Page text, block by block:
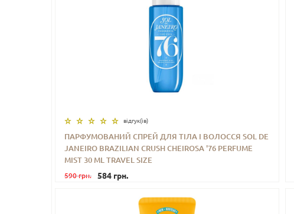
відгук(iв)
ПАРФУМОВАНИЙ СПРЕЙ ДЛЯ ТІЛА І ВОЛОССЯ SOL DE
JANEIRO BRAZILIAN CRUSH CHEIROSA '76 PERFUME
MIST 30 ML TRAVEL SIZE
590 грн. 584 грн.
- +